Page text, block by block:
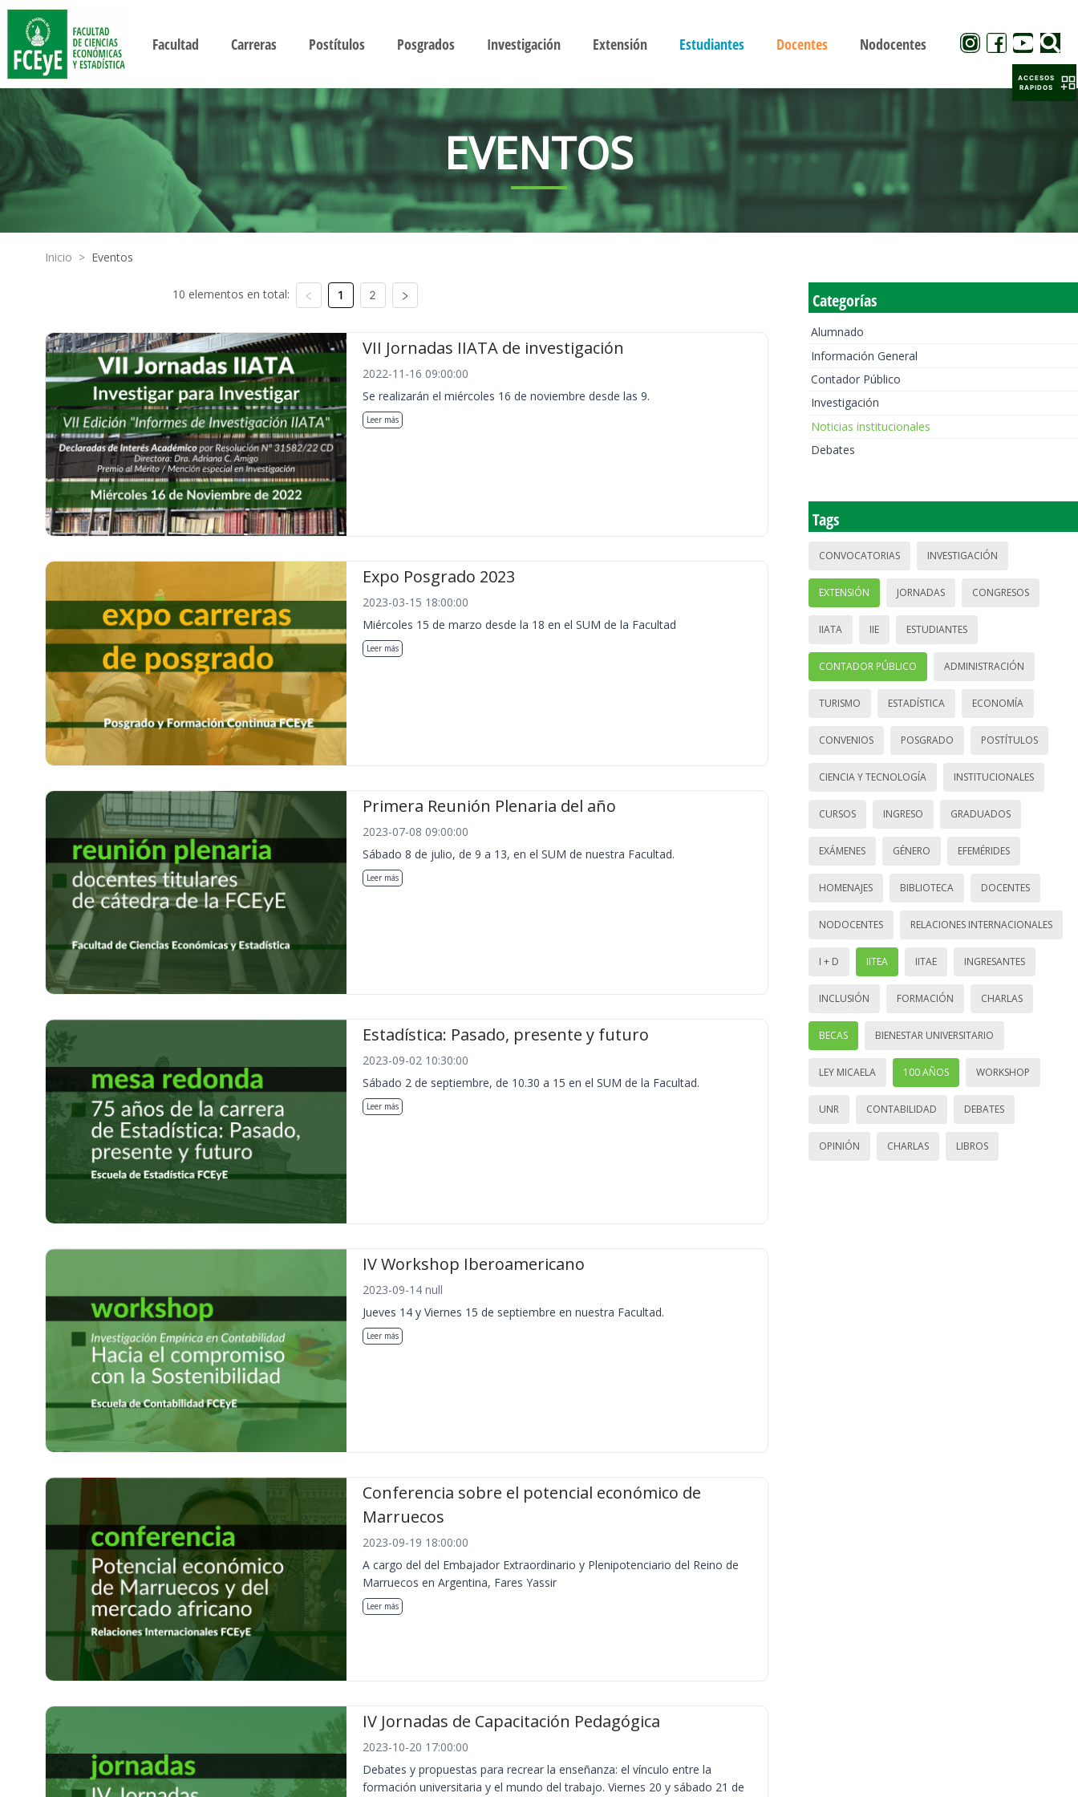
Facultad Carreras Postítulos Posgrados Investigación Extensión Estudiantes Docentes Nodocentes
EVENTOS
Inicio > Eventos
10 elementos en total: 1 2
VII Jornadas IIATA de investigación
2022-11-16 09:00:00
Se realizarán el miércoles 16 de noviembre desde las 9.
Leer más
Expo Posgrado 2023
2023-03-15 18:00:00
Miércoles 15 de marzo desde la 18 en el SUM de la Facultad
Leer más
Primera Reunión Plenaria del año
2023-07-08 09:00:00
Sábado 8 de julio, de 9 a 13, en el SUM de nuestra Facultad.
Leer más
Estadística: Pasado, presente y futuro
2023-09-02 10:30:00
Sábado 2 de septiembre, de 10.30 a 15 en el SUM de la Facultad.
Leer más
IV Workshop Iberoamericano
2023-09-14 null
Jueves 14 y Viernes 15 de septiembre en nuestra Facultad.
Leer más
Conferencia sobre el potencial económico de
Marruecos
2023-09-19 18:00:00
A cargo del del Embajador Extraordinario y Plenipotenciario del Reino de
Marruecos en Argentina, Fares Yassir
Leer más
IV Jornadas de Capacitación Pedagógica
2023-10-20 17:00:00
Debates y propuestas para recrear la enseñanza: el vínculo entre la
formación universitaria y el mundo del trabajo. Viernes 20 y sábado 21 de
Categorías
Alumnado
Información General
Contador Público
Investigación
Noticias institucionales
Debates
Tags
CONVOCATORIAS INVESTIGACIÓN
EXTENSIÓN JORNADAS CONGRESOS
IIATA IIE ESTUDIANTES
CONTADOR PÚBLICO ADMINISTRACIÓN
TURISMO ESTADÍSTICA ECONOMÍA
CONVENIOS POSGRADO POSTÍTULOS
CIENCIA Y TECNOLOGÍA INSTITUCIONALES
CURSOS INGRESO GRADUADOS
EXÁMENES GÉNERO EFEMÉRIDES
HOMENAJES BIBLIOTECA DOCENTES
NODOCENTES RELACIONES INTERNACIONALES
I + D IITEA IITAE INGRESANTES
INCLUSIÓN FORMACIÓN CHARLAS
BECAS BIENESTAR UNIVERSITARIO
LEY MICAELA 100 AÑOS WORKSHOP
UNR CONTABILIDAD DEBATES
OPINIÓN CHARLAS LIBROS
ACCESOS
RAPIDOS